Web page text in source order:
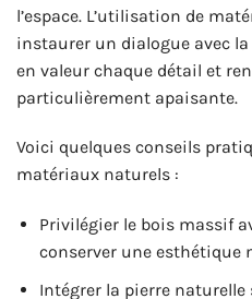
l’espace. L’utilisation de
instaurer un dialogue avec
en valeur chaque détail et
particulièrement apaisante.
Voici quelques conseils
matériaux naturels :
Privilégier le bois massif
conserver une esthétique
Intégrer la pierre naturelle